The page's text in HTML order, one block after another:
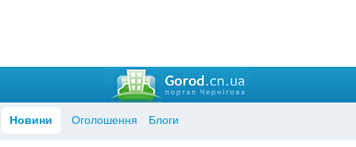
Новини Оголошення Блоги